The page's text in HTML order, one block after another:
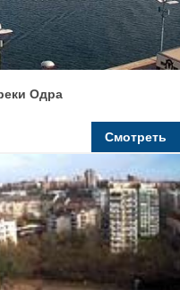
Одра
Смотреть